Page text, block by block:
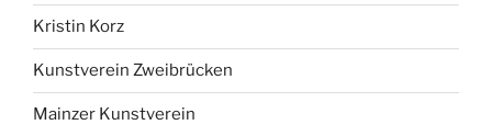
Kristin Korz
Kunstverein Zweibrücken
Mainzer Kunstverein